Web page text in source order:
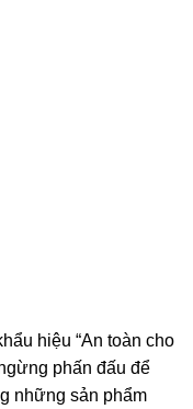
hiệu “An toàn cho
phấn đấu để
những sản phẩm